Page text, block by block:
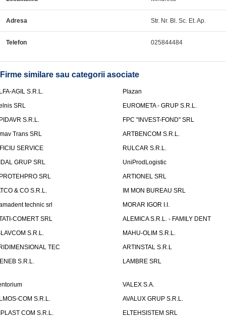
Adresa Str. Nr. Bl. Sc. Et. Ap.
Telefon 025844484
Firme similare sau categorii asociate
AGIL S.R.L.
Plazan
SRL
EUROMETA - GRUP S.R.L.
S.R.L.
FPC "INVEST-FOND" SRL
Trans SRL
ARTBENCOM S.R.L.
SERVICE
RULCAR S.R.L.
GRUP SRL
UniProdLogistic
SRL
ARTIONEL SRL
& CO S.R.L.
IM MON BUREAU SRL
technic srl
MORAR IGOR I.I.
COMERT SRL
ALEMICA S.R.L. - FAMILY DENT
S.R.L.
MAHU-OLIM S.R.L.
TEC
ARTINSTAL S.R.L
S.R.L.
LAMBRE SRL
VALEX S.A.
COM S.R.L.
AVALUX GRUP S.R.L.
COM S.R.L.
ELTEHSISTEM SRL